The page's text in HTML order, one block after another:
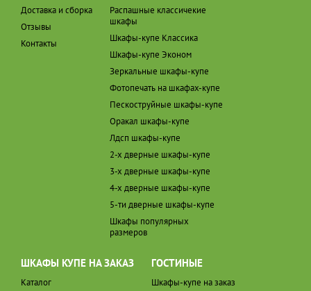
Доставка и сборка
Отзывы
Контакты
Распашные классичекие
шкафы
Шкафы-купе Классика
Шкафы-купе Эконом
Зеркальные шкафы-купе
Фотопечать на шкафах-купе
Пескоструйные шкафы-купе
Оракал шкафы-купе
Лдсп шкафы-купе
2-х дверные шкафы-купе
3-х дверные шкафы-купе
4-х дверные шкафы-купе
5-ти дверные шкафы-купе
Шкафы популярных
размеров
ШКАФЫ КУПЕ НА ЗАКАЗ
Каталог
ГОСТИНЫЕ
Шкафы-купе на заказ